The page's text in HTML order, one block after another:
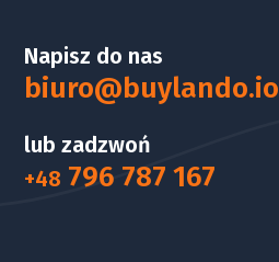
Napisz do nas
biuro@buylando.io
lub zadzwoń
+48 796 787 167